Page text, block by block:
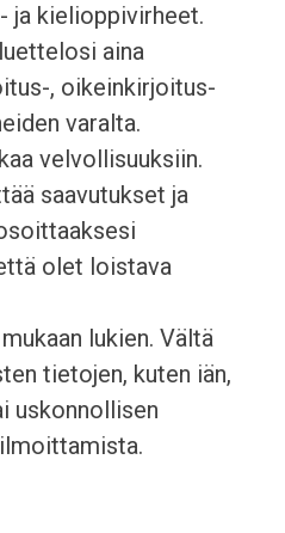
ja kielioppivirheet.
aina
, oikeinkirjoitus-
varalta.
velvollisuuksiin.
saavutukset ja
olet loistava
lukien. Vältä
tietojen, kuten iän,
uskonnollisen